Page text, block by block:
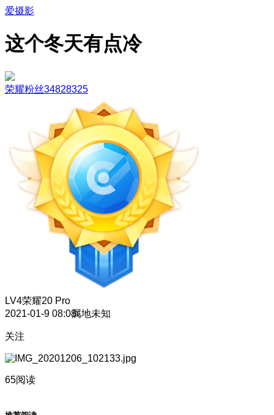
爱摄影
这个冬天有点冷
荣耀粉丝34828325
LV4荣耀20 Pro
2021-01-9 08:08属地未知
关注
65阅读